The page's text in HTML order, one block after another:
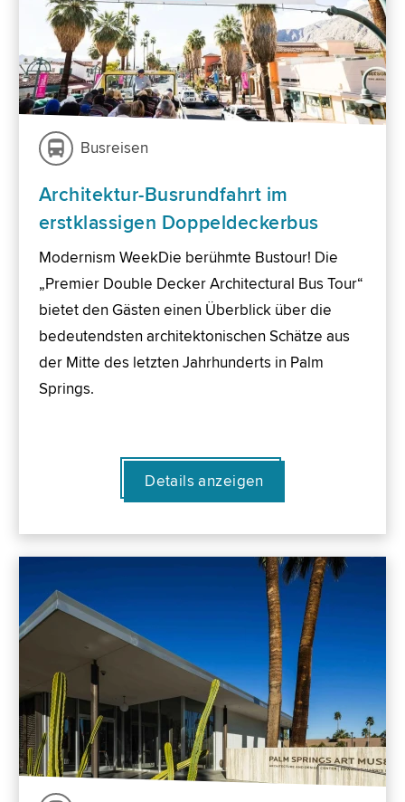
Busreisen
Architektur-Busrundfahrt im
erstklassigen Doppeldeckerbus
Modernism WeekDie berühmte Bustour! Die
„Premier Double Decker Architectural Bus Tour“
bietet den Gästen einen Überblick über die
bedeutendsten architektonischen Schätze aus
der Mitte des letzten Jahrhunderts in Palm
Springs.
Details anzeigen